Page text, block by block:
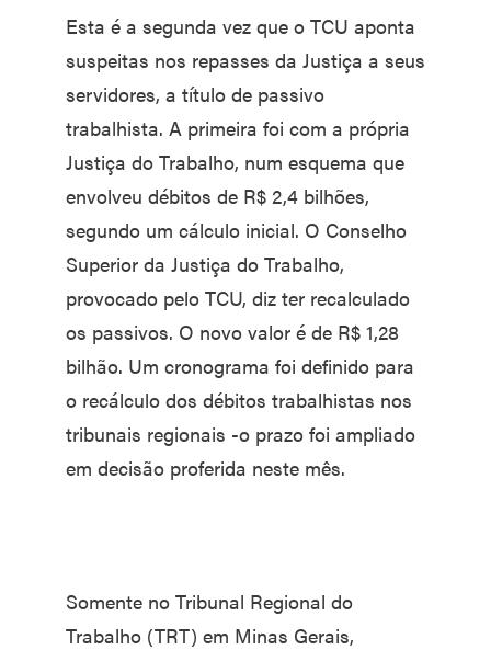
Esta é a segunda vez que o TCU aponta
suspeitas nos repasses da Justiça a seus
servidores, a título de passivo
trabalhista. A primeira foi com a própria
Justiça do Trabalho, num esquema que
envolveu débitos de R$ 2,4 bilhões,
segundo um cálculo inicial. O Conselho
Superior da Justiça do Trabalho,
provocado pelo TCU, diz ter recalculado
os passivos. O novo valor é de R$ 1,28
bilhão. Um cronograma foi definido para
o recálculo dos débitos trabalhistas nos
tribunais regionais -o prazo foi ampliado
em decisão proferida neste mês.
Somente no Tribunal Regional do
Trabalho (TRT) em Minas Gerais,